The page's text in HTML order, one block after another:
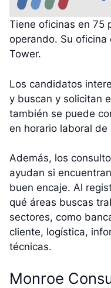
Tiene oficinas en 75
operando. Su oficina
Tower.
Los candidatos
y buscan y solicitan
también se puede
en horario laboral de
Además, los
ayudan si
buen encaje. Al
qué áreas buscas
sectores, como
cliente, logística,
técnicas.
Monroe